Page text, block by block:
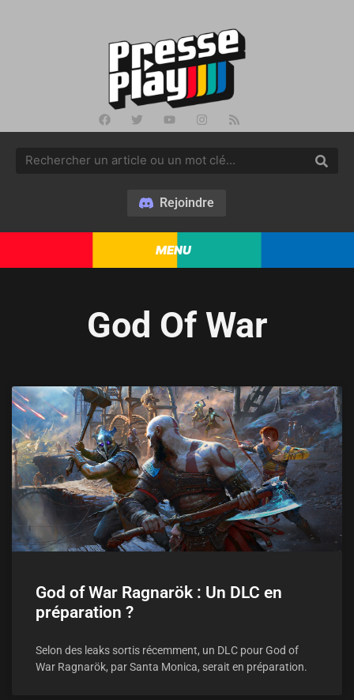
Rejoindre
MENU
God Of War
God of War Ragnarök : Un DLC en
préparation ?
Selon des leaks sortis récemment, un DLC pour God of
War Ragnarök, par Santa Monica, serait en préparation.